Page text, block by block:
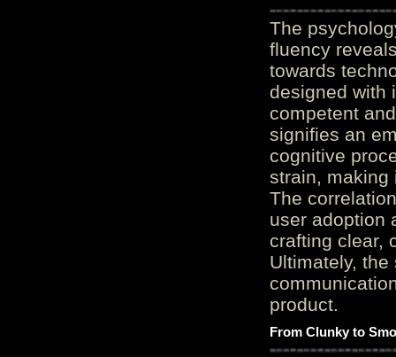
The
fluency
towards
designed with
competent
signifies an
cognitive
strain, making
The
user adoption
crafting clear,
Ultimately,
product.
From Clunky to